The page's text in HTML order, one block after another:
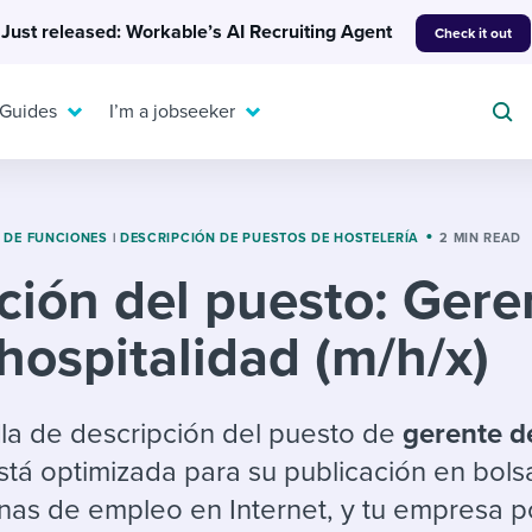
Just released: Workable’s AI Recruiting Agent Check it out
candidates
hiring pipelines
Or browse by
A flexible workplace
means new ways of
working. Pick up tips
templates
checklists
& reports
EXPERT INSIGHTS
Get insights, guidance,
and tips from those in
the know.
I’m a jobseeker
resources
For your job search:
INTERVIEWS & ANSWERS
Typical interview
answers for each.
FUNCIONES | DESCRIPCIÓN DE PUESTOS DE HOSTELERÍA 2 MIN READ
del puesto:
(m/h/x)
de descripción del puesto de gerente
optimizada para su publicación en
de empleo en Internet, y tu empresa